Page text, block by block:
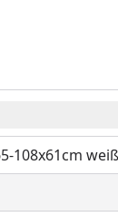
108x61cm weiß